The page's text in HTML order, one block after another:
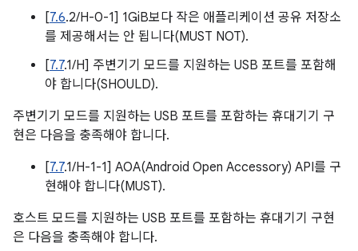
[7.6.2/H-0-1] 1GiB보다 작은 애플리케이션 공유 저장소
를 제공해서는 안 됩니다(MUST NOT).
[7.7.1/H] 주변기기 모드를 지원하는 USB 포트를 포함해
야 합니다(SHOULD).
주변기기 모드를 지원하는 USB 포트를 포함하는 휴대기기 구
현은 다음을 충족해야 합니다.
[7.7.1/H-1-1] AOA(Android Open Accessory) API를 구
현해야 합니다(MUST).
호스트 모드를 지원하는 USB 포트를 포함하는 휴대기기 구현
은 다음을 충족해야 합니다.